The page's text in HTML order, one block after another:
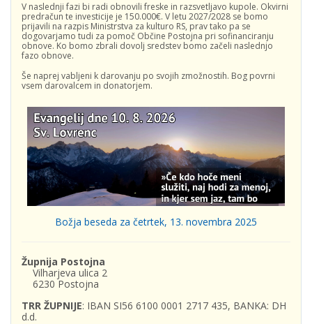
V naslednji fazi bi radi obnovili freske in razsvetljavo kupole. Okvirni
predračun te investicije je 150.000€. V letu 2027/2028 se bomo
prijavili na razpis Ministrstva za kulturo RS, prav tako pa se
dogovarjamo tudi za pomoč Občine Postojna pri sofinanciranju
obnove. Ko bomo zbrali dovolj sredstev bomo začeli naslednjo
fazo obnove.
Še naprej vabljeni k darovanju po svojih zmožnostih. Bog povrni
vsem darovalcem in donatorjem.
Božja beseda za četrtek, 13. novembra 2025
Župnija Postojna
Vilharjeva ulica 2
6230 Postojna
TRR ŽUPNIJE: IBAN SI56 6100 0001 2717 435, BANKA: DH
d.d.